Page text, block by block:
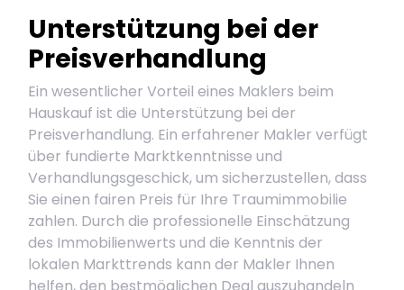
Unterstützung bei der
Preisverhandlung
Ein wesentlicher Vorteil eines Maklers beim
Hauskauf ist die Unterstützung bei der
Preisverhandlung. Ein erfahrener Makler verfügt
über fundierte Marktkenntnisse und
Verhandlungsgeschick, um sicherzustellen, dass
Sie einen fairen Preis für Ihre Traumimmobilie
zahlen. Durch die professionelle Einschätzung
des Immobilienwerts und die Kenntnis der
lokalen Markttrends kann der Makler Ihnen